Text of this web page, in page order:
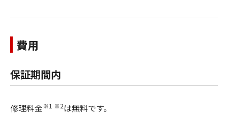
費用
保証期間内
修理料金※1 ※2は無料です。